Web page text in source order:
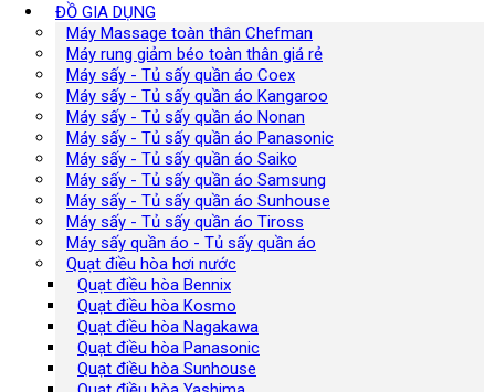
ĐỒ GIA DỤNG
Máy Massage toàn thân Chefman
Máy rung giảm béo toàn thân giá rẻ
Máy sấy - Tủ sấy quần áo Coex
Máy sấy - Tủ sấy quần áo Kangaroo
Máy sấy - Tủ sấy quần áo Nonan
Máy sấy - Tủ sấy quần áo Panasonic
Máy sấy - Tủ sấy quần áo Saiko
Máy sấy - Tủ sấy quần áo Samsung
Máy sấy - Tủ sấy quần áo Sunhouse
Máy sấy - Tủ sấy quần áo Tiross
Máy sấy quần áo - Tủ sấy quần áo
Quạt điều hòa hơi nước
Quạt điều hòa Bennix
Quạt điều hòa Kosmo
Quạt điều hòa Nagakawa
Quạt điều hòa Panasonic
Quạt điều hòa Sunhouse